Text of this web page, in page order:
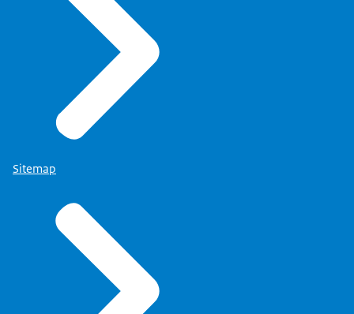
(waarnemend)
2015 – 2019: Raad voor de Kinderbescherming,
Algemeen Directeur; opvolger van Marie-Louise van
Kleef, opgevolgd door Herke Elbers
Sitemap